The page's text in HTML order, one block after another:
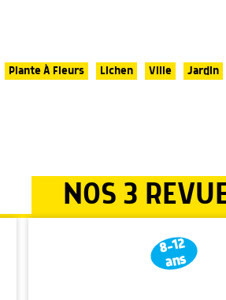
Plante À Fleurs Lichen Ville Jardin
NOS 3
8-12
ans